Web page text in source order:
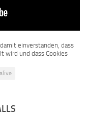
einverstanden, dass
wird und dass Cookies